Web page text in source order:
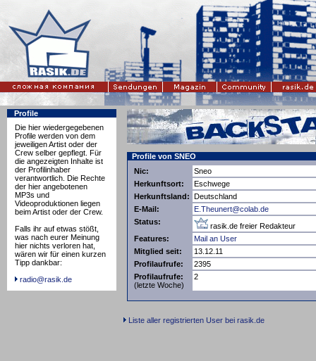
Profile
Die hier wiedergegebenen
Profile werden von dem
jeweiligen Artist oder der
Crew selber gepflegt. Für
die angezeigten Inhalte ist
der Profilinhaber
verantwortlich. Die Rechte
der hier angebotenen
MP3s und
Videoproduktionen liegen
beim Artist oder der Crew.
Falls ihr auf etwas stößt,
was nach eurer Meinung
hier nichts verloren hat,
wären wir für einen kurzen
Tipp dankbar:
radio@rasik.de
Profile von SNEO
Nic:
Sneo
Herkunftsort:
Eschwege
Herkunftsland: Deutschland
E-Mail:
E.Theunert@colab.de
Status:
rasik.de freier Redakteur
Features:
Mail an User
Mitglied seit:
13.12.11
Profilaufrufe:
2395
Profilaufrufe:
(letzte Woche)
2
Liste aller registrierten User bei rasik.de